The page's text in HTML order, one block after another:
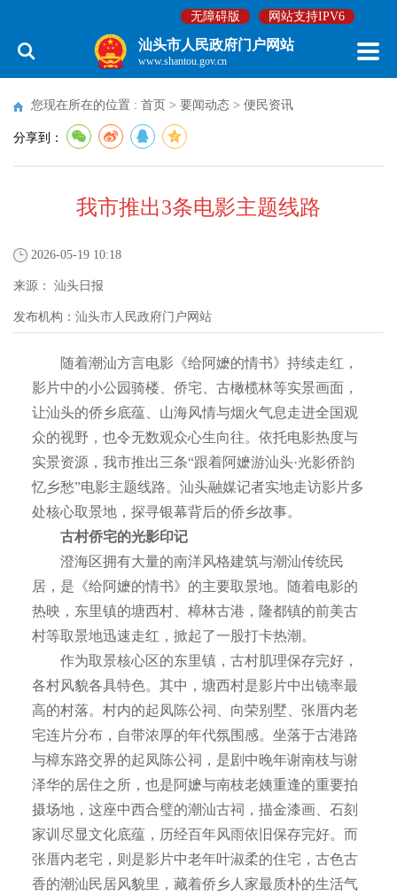
无障碍版 网站支持IPV6
汕头市人民政府门户网站
www.shantou.gov.cn
您现在所在的位置 : 首页 > 要闻动态 > 便民资讯
分享到：
我市推出3条电影主题线路
2026-05-19 10:18
来源： 汕头日报
发布机构： 汕头市人民政府门户网站
随着潮汕方言电影《给阿嬷的情书》持续走红，
影片中的小公园骑楼、侨宅、古橄榄林等实景画面，
让汕头的侨乡底蕴、山海风情与烟火气息走进全国观
众的视野，也令无数观众心生向往。依托电影热度与
实景资源，我市推出三条“跟着阿嬷游汕头·光影侨韵
忆乡愁”电影主题线路。汕头融媒记者实地走访影片多
处核心取景地，探寻银幕背后的侨乡故事。
古村侨宅的光影印记
澄海区拥有大量的南洋风格建筑与潮汕传统民
居，是《给阿嬷的情书》的主要取景地。随着电影的
热映，东里镇的塘西村、樟林古港，隆都镇的前美古
村等取景地迅速走红，掀起了一股打卡热潮。
作为取景核心区的东里镇，古村肌理保存完好，
各村风貌各具特色。其中，塘西村是影片中出镜率最
高的村落。村内的起凤陈公祠、向荣别墅、张厝内老
宅连片分布，自带浓厚的年代氛围感。坐落于古港路
与樟东路交界的起凤陈公祠，是剧中晚年谢南枝与谢
泽华的居住之所，也是阿嬷与南枝老姨重逢的重要拍
摄场地，这座中西合璧的潮汕古祠，描金漆画、石刻
家训尽显文化底蕴，历经百年风雨依旧保存完好。而
张厝内老宅，则是影片中老年叶淑柔的住宅，古色古
香的潮汕民居风貌里，藏着侨乡人家最质朴的生活气